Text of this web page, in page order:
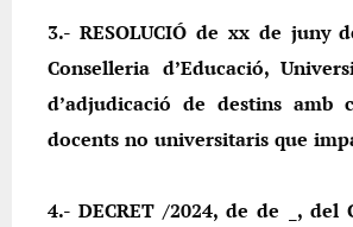
3.- RESOLUCIÓ de xx de juny
Conselleria d’Educació,
d’adjudicació de destins
docents no universitaris que
4.- DECRET /2024, de de _, del